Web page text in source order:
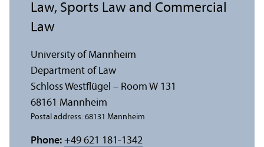
Law, Sports Law and Commercial
Law
University of Mannheim
Department of Law
Schloss Westflügel – Room W 131
68161 Mannheim
Postal address: 68131 Mannheim
Phone: +49 621 181-1342